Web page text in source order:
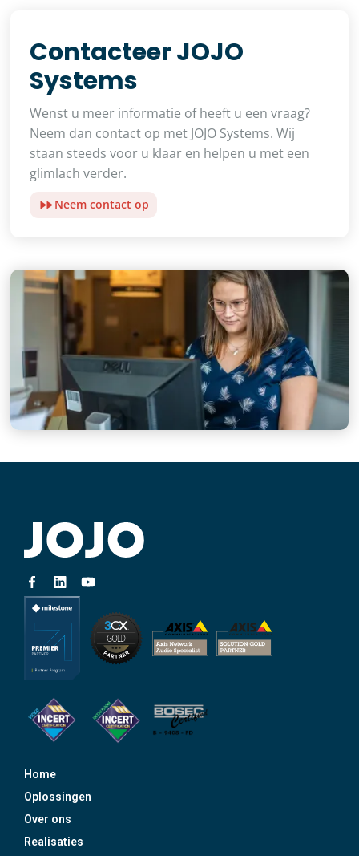
Contacteer JOJO
Systems
Wenst u meer informatie of heeft u een vraag?
Neem dan contact op met JOJO Systems. Wij
staan steeds voor u klaar en helpen u met een
glimlach verder.
Neem contact op
Home
Oplossingen
Over ons
Realisaties